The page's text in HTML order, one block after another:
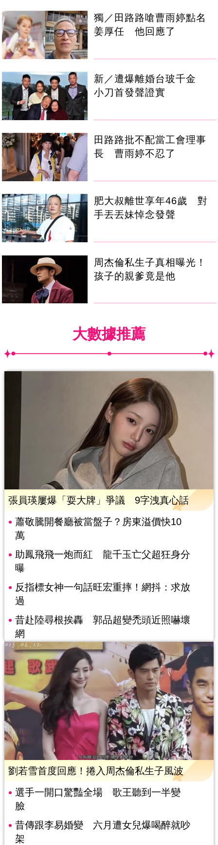
獨／田路路嗆曹雨婷點名
姜厚任 他回應了
新／遭爆離婚台玻千金
小刀首發聲證實
田路路批不配當工會理事
長 曹雨婷不忍了
肥大叔離世享年46歲 對
手丟丟妹悼念發聲
周杰倫私生子真相曝光！
孩子的親爹竟是他
大數據推薦
張員瑛屢爆「耍大牌」爭議 9字洩真心話
蕭敬騰開餐廳被當盤子？房東溢價快10
萬
助鳳飛飛一炮而紅 龍千玉亡父超狂身分
曝
反指標女神一句話旺宏重摔！網抖：求放
過
昔赴陸尋根挨轟 郭品超變禿頭近照嚇壞
網
劉若雪首度回應！捲入周杰倫私生子風波
選手一開口驚豔全場 歌王聽到一半變
臉
昔傳跟李易婚變 六月遭女兒爆喝醉就吵
架